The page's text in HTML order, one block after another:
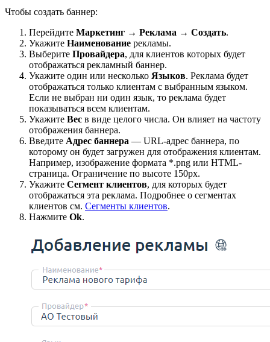
Чтобы создать баннер:
Перейдите Маркетинг → Реклама → Создать.
Укажите Наименование рекламы.
Выберите Провайдера, для клиентов которых будет
отображаться рекламный баннер.
Укажите один или несколько Языков. Реклама будет
отображаться только клиентам с выбранным языком.
Если не выбран ни один язык, то реклама будет
показываться всем клиентам.
Укажите Вес в виде целого числа. Он влияет на частоту
отображения баннера.
Введите Адрес баннера — URL-адрес баннера, по
которому он будет загружен для отображения клиентам.
Например, изображение формата *.png или HTML-
страница. Ограничение по высоте 150px.
Укажите Сегмент клиентов, для которых будет
отображаться эта реклама. Подробнее о сегментах
клиентов см. Сегменты клиентов.
Нажмите Ok.